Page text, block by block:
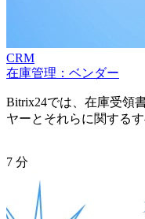
CRM
在庫管理：ベンダー
Bitrix24では、在庫受領
ヤーとそれらに関する
7 分